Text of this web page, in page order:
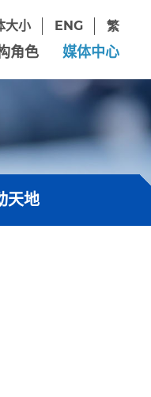
大小 ENG 繁
角色 媒体中心
天地